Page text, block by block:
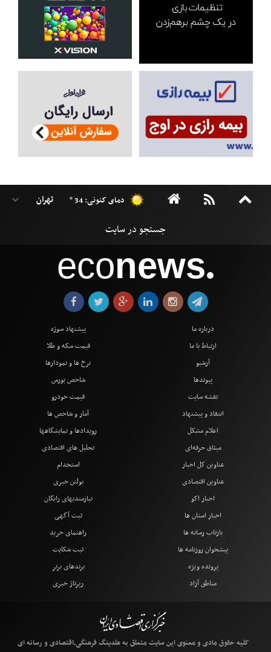
دمای کنونی: 34 °
econews●
درباره ما
ارتباط با ما
آرشیو
پیوندها
نقشه سایت
انتقاد و پیشنهاد
اعلام مشکل
میثاق حرفه‌ای
پیشنهاد سوژه
قیمت سکه و طلا
نرخ ها و نمودارها
شاخص بورس
قیمت خودرو
آمار و شاخص ها
رویدادها و نمایشگاهها
تحلیل های اقتصادی
عناوین کل اخبار
عناوین اقتصادی
اخبار اکو
اخبار استان ها
بازتاب رسانه ها
پیشخوان روزنامه ها
پرونده ویژه
مناطق آزاد
استخدام
بولتن خبری
نیازمندیهای رایگان
ثبت آگهی
راهنمای خرید
ثبت شکایت
برندهای برتر
رپرتاژ خبری
کلیه حقوق مادی و معنوی این سایت متعلق به هلدینگ فرهنگی،اقتصادی و رسانه ای